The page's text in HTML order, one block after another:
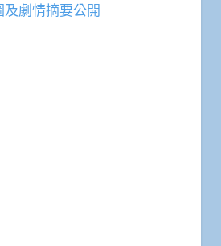
劇情摘要公開